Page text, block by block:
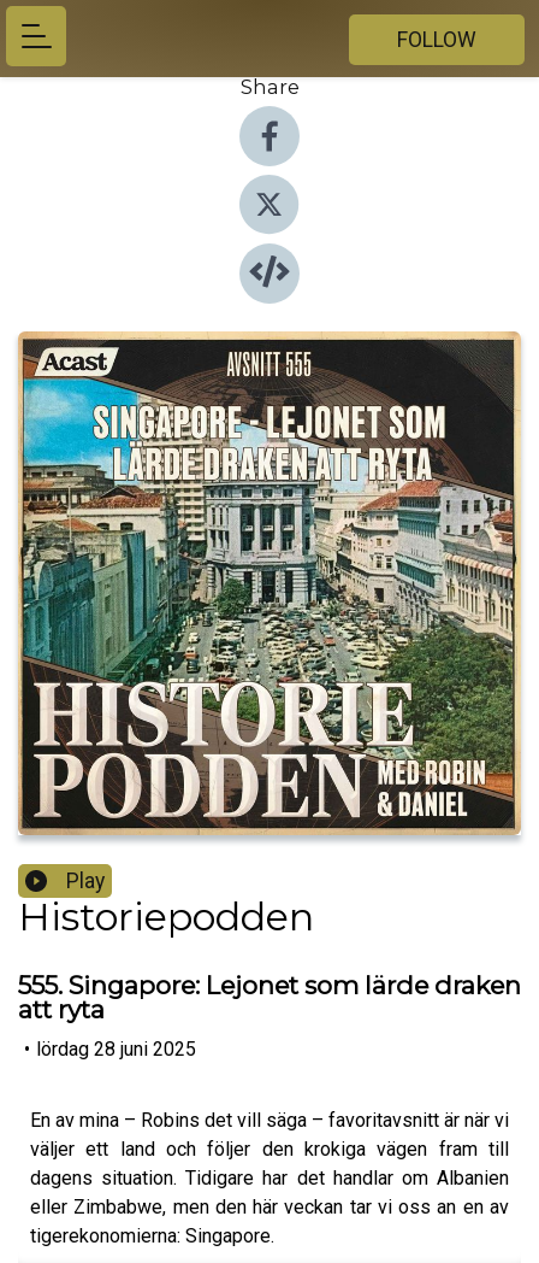
FOLLOW
Share
Play
Historiepodden
555. Singapore: Lejonet som lärde draken
att ryta
• lördag 28 juni 2025
En av mina – Robins det vill säga – favoritavsnitt är när vi
väljer ett land och följer den krokiga vägen fram till
dagens situation. Tidigare har det handlar om Albanien
eller Zimbabwe, men den här veckan tar vi oss an en av
tigerekonomierna: Singapore.